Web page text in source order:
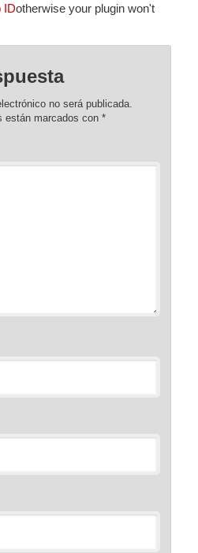
IDotherwise your plugin won't
no será publicada.
están marcados con*